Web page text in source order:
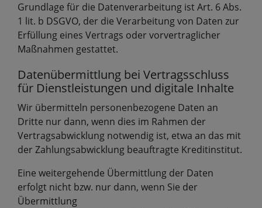
Grundlage für die Datenverarbeitung ist Art. 6 Abs.
1 lit. b DSGVO, der die Verarbeitung von Daten zur
Erfüllung eines Vertrags oder vorvertraglicher
Maßnahmen gestattet.
Datenübermittlung bei Vertragsschluss
für Dienstleistungen und digitale Inhalte
Wir übermitteln personenbezogene Daten an
Dritte nur dann, wenn dies im Rahmen der
Vertragsabwicklung notwendig ist, etwa an das mit
der Zahlungsabwicklung beauftragte Kreditinstitut.
Eine weitergehende Übermittlung der Daten
erfolgt nicht bzw. nur dann, wenn Sie der
Übermittlung